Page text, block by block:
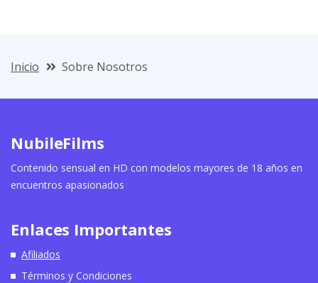
Inicio Sobre Nosotros
NubileFilms
Contenido sensual en HD con modelos mayores de 18 años en
encuentros apasionados
Enlaces Importantes
Afiliados
Términos y Condiciones